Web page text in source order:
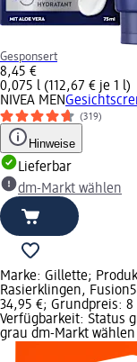
Gesponsert
8,45 €
0,075 l (112,67 € je 1 l)
NIVEA MEN
(319)
Hinweise
Lieferbar
dm-Markt wählen
Marke: Gillette;
Rasierklingen,
34,95 €; Grundpreis: 8
Verfügbarkeit: Status
grau dm-Markt wählen